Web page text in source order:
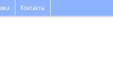
Контакты